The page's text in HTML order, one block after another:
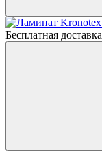
Бесплатная доставка